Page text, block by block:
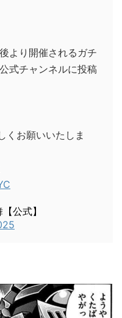
より開催されるガチ
式チャンネルに投稿
くお願いいたしま
公式】